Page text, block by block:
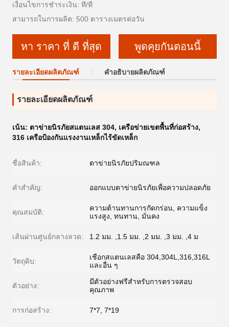
เงื่อนไขการชำระเงิน: ที/ที
สามารถในการผลิต: 500 ตารางเมตรต่อวัน
หา ราคา ที่ ดี ที่สุด พูดคุยกันตอนนี้
รายละเอียดผลิตภัณฑ์ คำอธิบายผลิตภัณฑ์
รายละเอียดผลิตภัณฑ์
เน้น: ตาข่ายนิรภัยสแตนเลส 304, เครือข่ายเขตพื้นที่ก่อสร้าง,
316 เครือป้องกันแรงงานเหล็กไร้ขัดเหล็ก
ชื่อสินค้า: ตาข่ายนิรภัยปริมณฑล
คำสำคัญ: ออกแบบตาข่ายนิรภัยเพื่อความปลอดภัย
คุณสมบัติ:
ความต้านทานการกัดกร่อน, ความแข็ง
แรงสูง, ทนทาน, มั่นคง
เส้นผ่านศูนย์กลางลวด: 1.2 มม. ,1.5 มม. ,2 มม. ,3 มม. ,4 ม
วัตถุดิบ:
เชือกสแตนเลสคือ 304,304L,316,316L
และอื่น ๆ
ตัวอย่าง:
มีตัวอย่างฟรีสำหรับการตรวจสอบ
คุณภาพ
การก่อสร้าง: 7*7, 7*19